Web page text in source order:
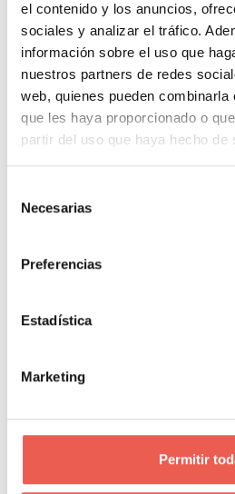
el contenido y los anuncios,
sociales y analizar el tráfico.
información sobre el uso que
nuestros partners de redes
web, quienes pueden combinarla
que les haya proporcionado o
partir del uso que haya hecho de
Necesarias
Preferencias
Estadística
Marketing
Permitir
ÍNDICE DEL CONTENIDO
Objetivo
Diferencias entres otros
Etiquetas:IOS
Propietario y responsable
Negocios. Consultor de